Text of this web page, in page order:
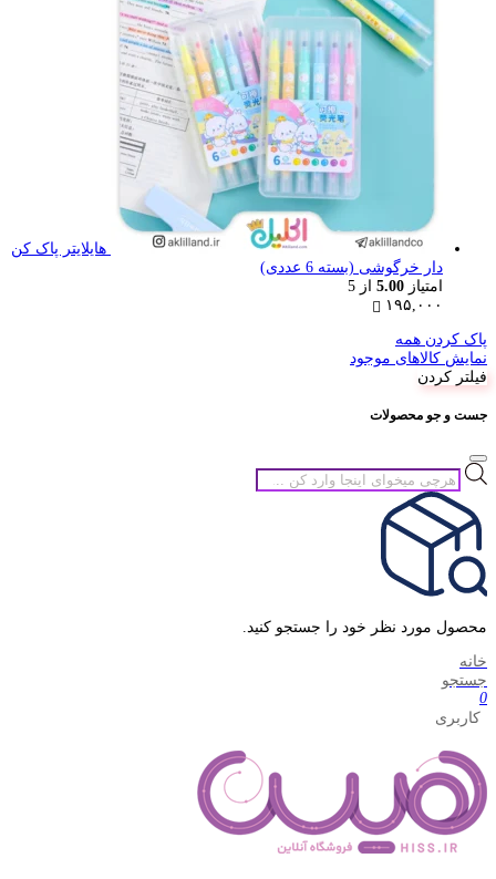
هایلایتر پاک کن
دار خرگوشی (بسته 6 عددی)
امتیاز 5.00 از 5
۱۹۵,۰۰۰
پاک کردن همه
نمایش کالاهای موجود
فیلتر کردن
جست و جو محصولات
جستجوی
محصولات
محصول مورد نظر خود را جستجو کنید.
خانه
جستجو
0
کاربری